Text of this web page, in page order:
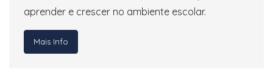
aprender e crescer no ambiente escolar.
Mais Info